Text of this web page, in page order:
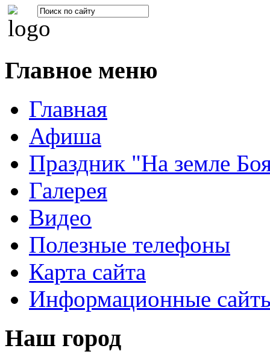
Главное меню
Главная
Афиша
Праздник "На земле
Галерея
Видео
Полезные телефоны
Карта сайта
Информационные
Наш город